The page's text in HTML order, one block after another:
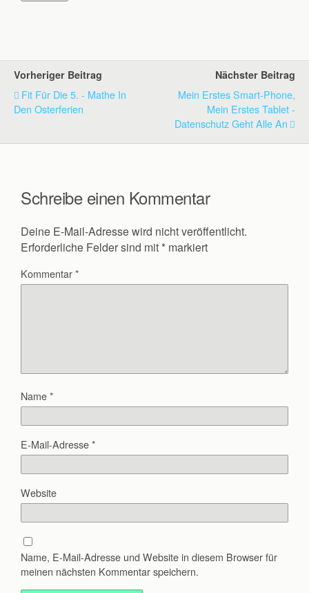
Vorheriger Beitrag
Fit Für Die 5. - Mathe In
Den Osterferien
Nächster Beitrag
Mein Erstes Smart-Phone,
Mein Erstes Tablet -
Datenschutz Geht Alle An
Schreibe einen Kommentar
Deine E-Mail-Adresse wird nicht veröffentlicht.
Erforderliche Felder sind mit * markiert
Kommentar*
Name*
E-Mail-Adresse*
Website
Name, E-Mail-Adresse und Website in diesem Browser für
meinen nächsten Kommentar speichern.